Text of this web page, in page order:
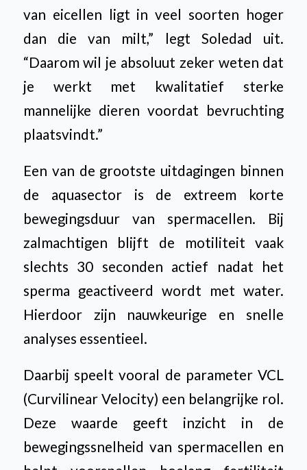
van eicellen ligt in veel soorten hoger
dan die van milt,” legt Soledad uit.
“Daarom wil je absoluut zeker weten dat
je werkt met kwalitatief sterke
mannelijke dieren voordat bevruchting
plaatsvindt.”
Een van de grootste uitdagingen binnen
de aquasector is de extreem korte
bewegingsduur van spermacellen. Bij
zalmachtigen blijft de motiliteit vaak
slechts 30 seconden actief nadat het
sperma geactiveerd wordt met water.
Hierdoor zijn nauwkeurige en snelle
analyses essentieel.
Daarbij speelt vooral de parameter VCL
(Curvilinear Velocity) een belangrijke rol.
Deze waarde geeft inzicht in de
bewegingssnelheid van spermacellen en